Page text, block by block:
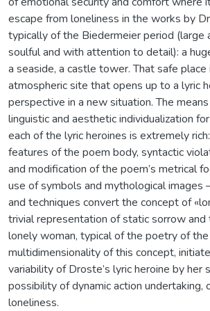
escape from loneliness in the works by
typically of the Biedermeier period (large
soulful and with attention to detail): a
a seaside, a castle tower. That safe place
atmospheric site that opens up to a lyric
perspective in a new situation. The
linguistic and aesthetic individualization
each of the lyric heroines is extremely
features of the poem body, syntactic
and modification of the poem’s metrical
use of symbols and mythological images
and techniques convert the concept of
trivial representation of static sorrow and
lonely woman, typical of the poetry of
multidimensionality of this concept,
variability of Droste’s lyric heroine by her
possibility of dynamic action undertaking,
loneliness.